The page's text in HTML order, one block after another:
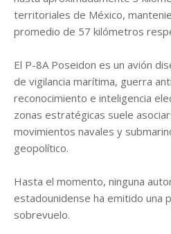
territoriales de México,
promedio de 57 kilómetros
El P-8A Poseidon es un avión
de vigilancia marítima, guerra
reconocimiento e inteligencia
zonas estratégicas suele
movimientos navales y
geopolítico.
Hasta el momento, ninguna
estadounidense ha emitido una
sobrevuelo.